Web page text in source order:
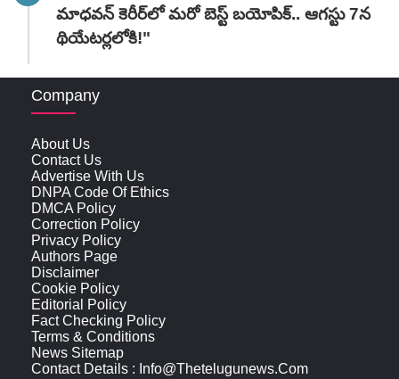
మాధవన్‌ కెరీర్‌లో మరో బెస్ట్ బయోపిక్.. ఆగస్టు 7న
థియేటర్లలోకి!"
Company
About Us
Contact Us
Advertise With Us
DNPA Code Of Ethics
DMCA Policy
Correction Policy
Privacy Policy
Authors Page
Disclaimer
Cookie Policy
Editorial Policy
Fact Checking Policy
Terms & Conditions
News Sitemap
Contact Details : Info@thetelugunews.com